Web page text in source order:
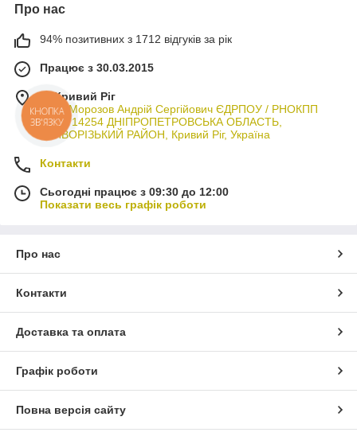
Про нас
94% позитивних з 1712 відгуків за рік
Працює з 30.03.2015
м. Кривий Ріг
ФОП Морозов Андрій Сергійович ЄДРПОУ / РНОКПП
3044714254 ДНІПРОПЕТРОВСЬКА ОБЛАСТЬ,
КРИВОРІЗЬКИЙ РАЙОН, Кривий Ріг, Україна
Контакти
Сьогодні працює з 09:30 до 12:00
Показати весь графік роботи
Про нас
Контакти
Доставка та оплата
Графік роботи
Повна версія сайту
КНОПКА
ЗВ'ЯЗКУ